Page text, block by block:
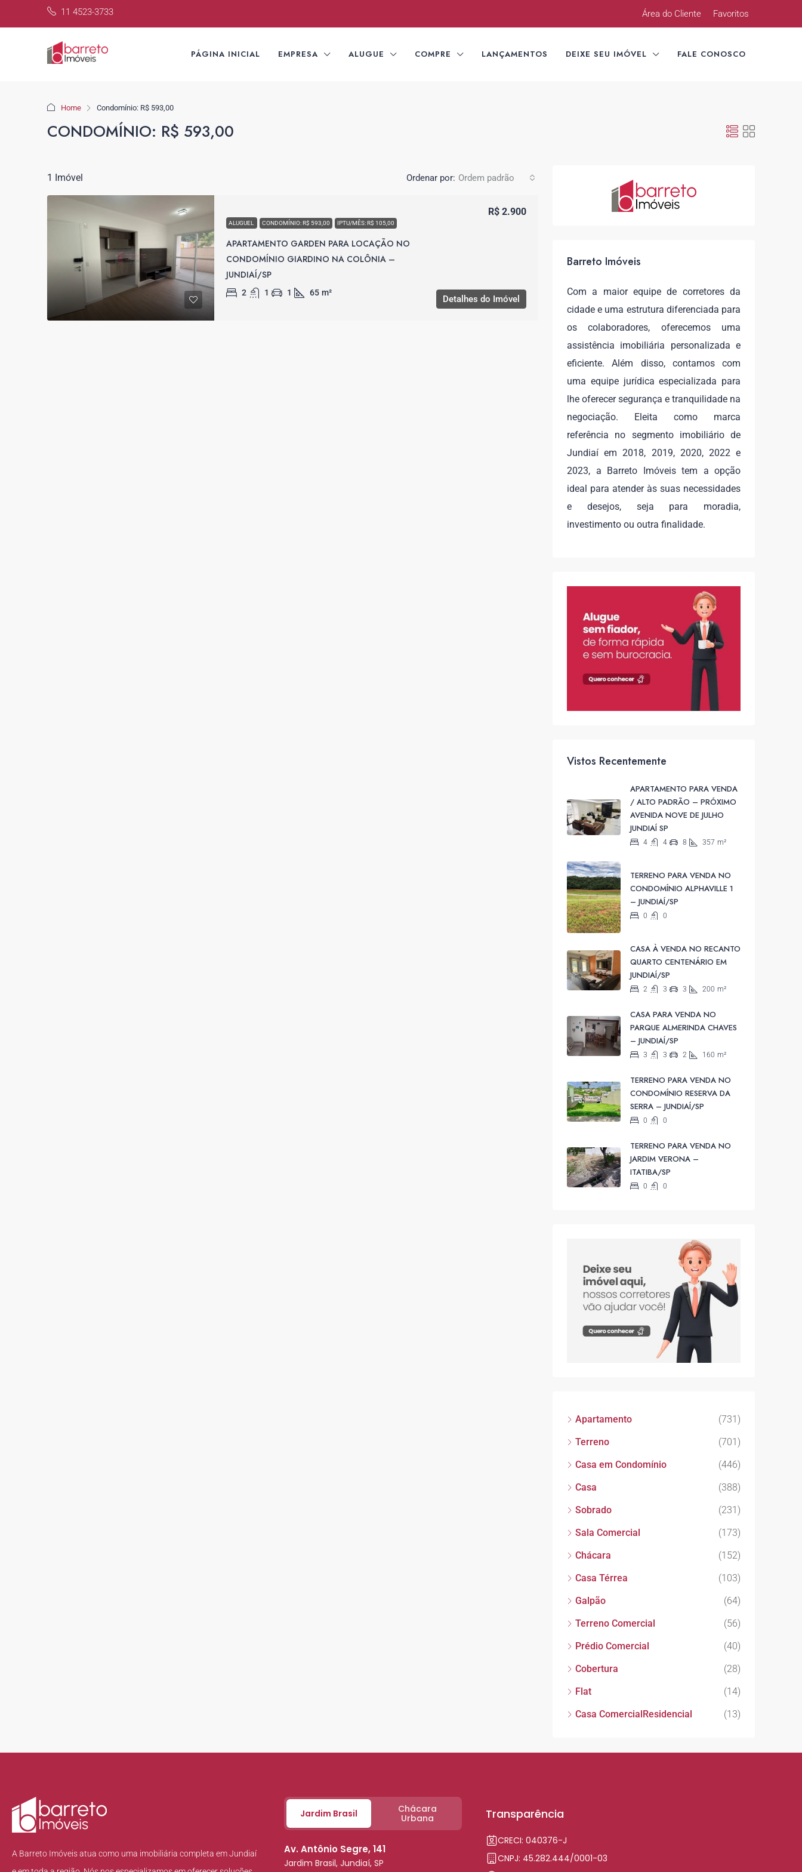
11 4523-3733 Área do Cliente Favoritos
PÁGINA INICIAL EMPRESA ALUGUE COMPRE LANÇAMENTOS DEIXE SEU IMÓVEL FALE CONOSCO
Home Condomínio: R$ 593,00
CONDOMÍNIO: R$ 593,00
1 Imóvel Ordenar por: Ordem padrão
ALUGUEL CONDOMÍNIO: R$ 593,00 IPTU/MÊS: R$ 105,00
APARTAMENTO GARDEN PARA LOCAÇÃO NO
CONDOMÍNIO GIARDINO NA COLÔNIA –
JUNDIAÍ/SP
R$ 2.900
2 1 1 65 m²
Detalhes do Imóvel
Barreto Imóveis
Com a maior equipe de corretores da
cidade e uma estrutura diferenciada para
os colaboradores, oferecemos uma
assistência imobiliária personalizada e
eficiente. Além disso, contamos com
uma equipe jurídica especializada para
lhe oferecer segurança e tranquilidade na
negociação. Eleita como marca
referência no segmento imobiliário de
Jundiaí em 2018, 2019, 2020, 2022 e
2023, a Barreto Imóveis tem a opção
ideal para atender às suas necessidades
e desejos, seja para moradia,
investimento ou outra finalidade.
Vistos Recentemente
APARTAMENTO PARA VENDA
/ ALTO PADRÃO – PRÓXIMO
AVENIDA NOVE DE JULHO
JUNDIAÍ SP
4 4 8 357 m²
TERRENO PARA VENDA NO
CONDOMÍNIO ALPHAVILLE 1
– JUNDIAÍ/SP
0 0
CASA À VENDA NO RECANTO
QUARTO CENTENÁRIO EM
JUNDIAÍ/SP
2 3 3 200 m²
CASA PARA VENDA NO
PARQUE ALMERINDA CHAVES
– JUNDIAÍ/SP
3 3 2 160 m²
TERRENO PARA VENDA NO
CONDOMÍNIO RESERVA DA
SERRA – JUNDIAÍ/SP
0 0
TERRENO PARA VENDA NO
JARDIM VERONA –
ITATIBA/SP
0 0
Apartamento
(731)
Terreno
(701)
Casa em Condomínio
(446)
Casa
(388)
Sobrado
(231)
Sala Comercial
(173)
Chácara
(152)
Casa Térrea
(103)
Galpão
(64)
Terreno Comercial
(56)
Prédio Comercial
(40)
Cobertura
(28)
Flat
(14)
Casa ComercialResidencial
(13)
A Barreto Imóveis atua como uma imobiliária completa em Jundiaí
Jardim Brasil
Chácara
Urbana
Av. Antônio Segre, 141
Jardim Brasil, Jundiaí, SP
Transparência
CRECI: 040376-J
CNPJ: 45.282.444/0001-03